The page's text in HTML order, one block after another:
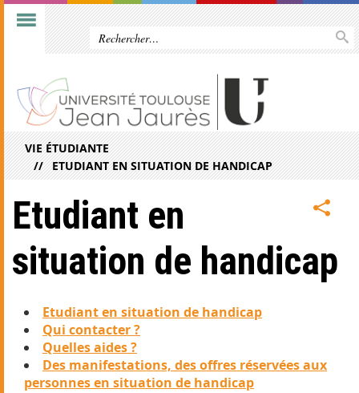
VIE ÉTUDIANTE
ETUDIANT EN SITUATION DE HANDICAP
Etudiant en
situation de handicap
Etudiant en situation de handicap
Qui contacter ?
Quelles aides ?
Des manifestations, des offres réservées aux
personnes en situation de handicap